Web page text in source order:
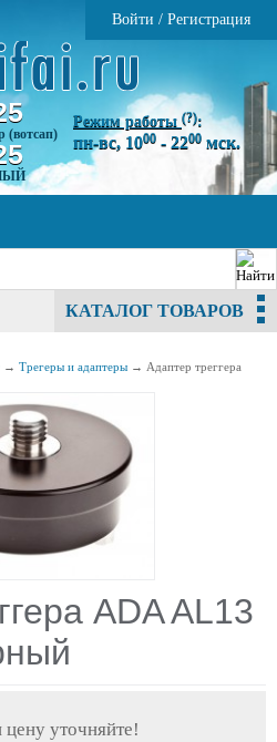
Войти / Регистрация
(вотсап)
Режим работы (?):
пн-вс, 1000 - 2200 мск.
КАТАЛОГ ТОВАРОВ
→ Трегеры и адаптеры → Адаптер треггера
ADA AL13
уточняйте!